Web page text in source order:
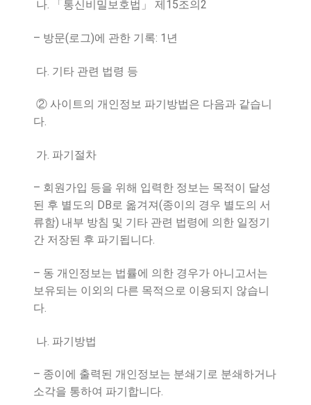
나. 「 통신비밀보호법 」 제 15조의 2
– 방문(로그)에 관한 기록: 1 년
다. 기타 관련 법령 등
② 사이트의 개인정보 파기방법은 다음과 같습니
다.
가. 파기절차
– 회원가입 등을 위해 입력한 정보는 목적이 달성
된 후 별도의
DB로 옮겨져(종이의 경우 별도의 서
류함) 내부 방침 및 기타 관련 법령에 의한 일정기
간 저장된 후 파기됩니다.
– 동 개인정보는 법률에 의한 경우가 아니고서는
보유되는 이외의 다른 목적으로 이용되지 않습니
다.
나. 파기방법
– 종이에 출력된 개인정보는 분쇄기로 분쇄하거나
소각을 통하여 파기합니다.